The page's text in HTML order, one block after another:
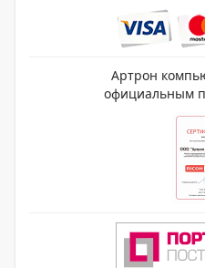
Артрон
официальным